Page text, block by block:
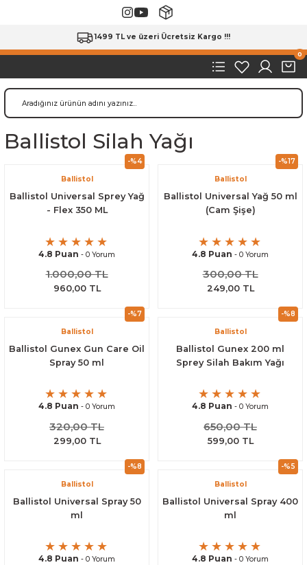
1499 TL ve üzeri Ücretsiz Kargo !!!
0
Ballistol Silah Yağı
-%4
Ballistol
Ballistol Universal Sprey Yağ
- Flex 350 ML
4.8 Puan - 0 Yorum
1.000,00 TL
960,00 TL
-%17
Ballistol
Ballistol Universal Yağ 50 ml
(Cam Şişe)
4.8 Puan - 0 Yorum
300,00 TL
249,00 TL
-%7
Ballistol
Ballistol Gunex Gun Care Oil
Spray 50 ml
4.8 Puan - 0 Yorum
320,00 TL
299,00 TL
-%8
Ballistol
Ballistol Gunex 200 ml
Sprey Silah Bakım Yağı
4.8 Puan - 0 Yorum
650,00 TL
599,00 TL
-%8
Ballistol
Ballistol Universal Spray 50
ml
4.8 Puan - 0 Yorum
-%5
Ballistol
Ballistol Universal Spray 400
ml
4.8 Puan - 0 Yorum